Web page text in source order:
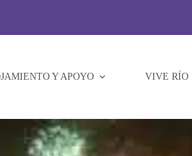
Y APOYO VIVE RÍO